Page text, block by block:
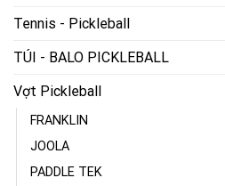
Tennis - Pickleball
TÚI - BALO PICKLEBALL
Vợt Pickleball
FRANKLIN
JOOLA
PADDLE TEK